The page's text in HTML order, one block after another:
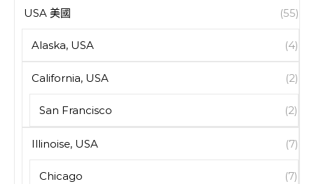
USA 美國 (55)
Alaska, USA (4)
California, USA (2)
San Francisco (2)
Illinoise, USA (7)
Chicago (7)